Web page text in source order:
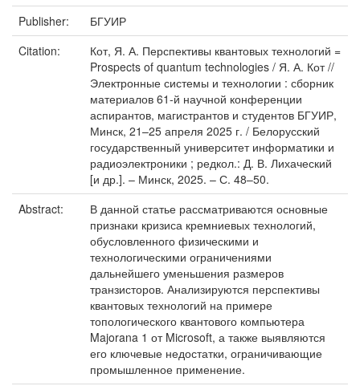
Publisher:
БГУИР
Citation:
Кот, Я. А. Перспективы квантовых технологий =
Prospects of quantum technologies / Я. А. Кот //
Электронные системы и технологии : сборник
материалов 61-й научной конференции
аспирантов, магистрантов и студентов БГУИР,
Минск, 21–25 апреля 2025 г. / Белорусский
государственный университет информатики и
радиоэлектроники ; редкол.: Д. В. Лихаческий
[и др.]. – Минск, 2025. – С. 48–50.
Abstract:
В данной статье рассматриваются основные
признаки кризиса кремниевых технологий,
обусловленного физическими и
технологическими ограничениями
дальнейшего уменьшения размеров
транзисторов. Анализируются перспективы
квантовых технологий на примере
топологического квантового компьютера
Majorana 1 от Microsoft, а также выявляются
его ключевые недостатки, ограничивающие
промышленное применение.